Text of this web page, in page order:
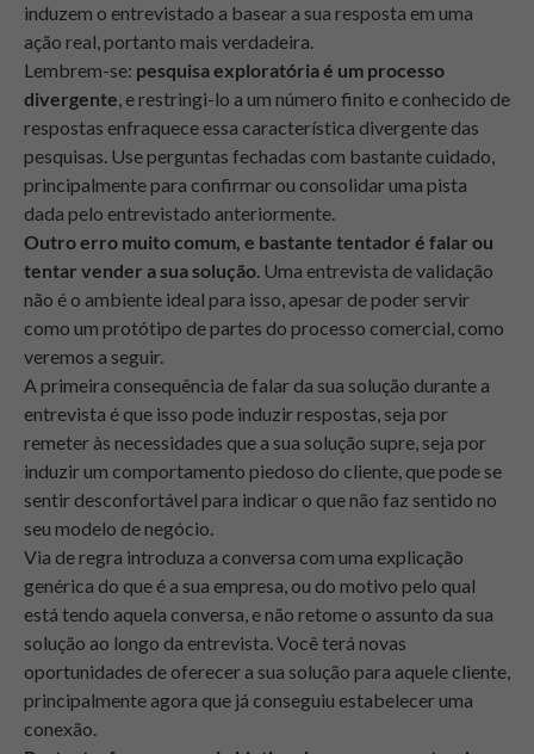
induzem o entrevistado a basear a sua resposta em uma
ação real, portanto mais verdadeira.
Lembrem-se: pesquisa exploratória é um processo
divergente, e restringi-lo a um número finito e conhecido de
respostas enfraquece essa característica divergente das
pesquisas. Use perguntas fechadas com bastante cuidado,
principalmente para confirmar ou consolidar uma pista
dada pelo entrevistado anteriormente.
Outro erro muito comum, e bastante tentador é falar ou
tentar vender a sua solução. Uma entrevista de validação
não é o ambiente ideal para isso, apesar de poder servir
como um protótipo de partes do processo comercial, como
veremos a seguir.
A primeira consequência de falar da sua solução durante a
entrevista é que isso pode induzir respostas, seja por
remeter às necessidades que a sua solução supre, seja por
induzir um comportamento piedoso do cliente, que pode se
sentir desconfortável para indicar o que não faz sentido no
seu modelo de negócio.
Via de regra introduza a conversa com uma explicação
genérica do que é a sua empresa, ou do motivo pelo qual
está tendo aquela conversa, e não retome o assunto da sua
solução ao longo da entrevista. Você terá novas
oportunidades de oferecer a sua solução para aquele cliente,
principalmente agora que já conseguiu estabelecer uma
conexão.